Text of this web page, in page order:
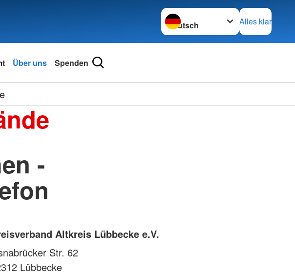
Sprache wechseln zu
Alles klar
Über uns Spenden
-
Altkreis Lübbecke e.V.
Str. 62
Lübbecke